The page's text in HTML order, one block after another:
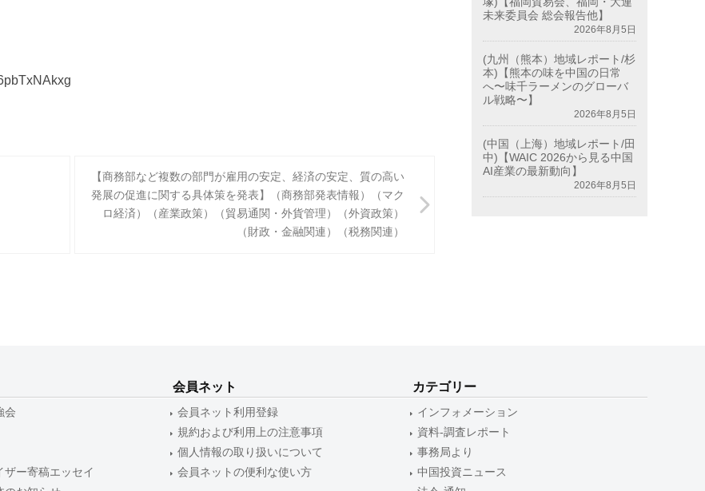
【商務部など複数の部門が雇用の安定、経済の安定、質の高い
発展の促進に関する具体策を発表】（商務部発表情報）（マク
ロ経済）（産業政策）（貿易通関・外貨管理）（外資政策）
（財政・金融関連）（税務関連）
未来委員会 総会報告他】
2026年8月5日
(九州（熊本）地域レポート/杉
本)【熊本の味を中国の日常
へ〜味千ラーメンのグローバ
ル戦略〜】
2026年8月5日
(中国（上海）地域レポート/田
中)【WAIC 2026から見る中国
AI産業の最新動向】
2026年8月5日
会
ザー寄稿エッセイ
会員ネット
会員ネット利用登録
規約および利用上の注意事項
個人情報の取り扱いについて
会員ネットの便利な使い方
カテゴリー
インフォメーション
資料-調査レポート
事務局より
中国投資ニュース